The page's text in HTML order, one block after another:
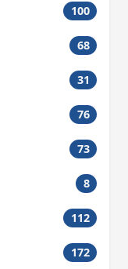
100
68
31
76
73
8
112
172